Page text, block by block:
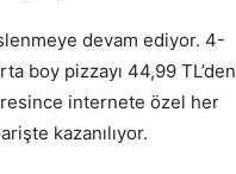
devam ediyor. 4-
boy pizzayı 44,99 TL’den
internete özel her
kazanılıyor.